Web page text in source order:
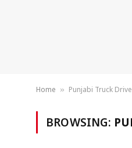
Home » Punjabi Truck
BROWSING: